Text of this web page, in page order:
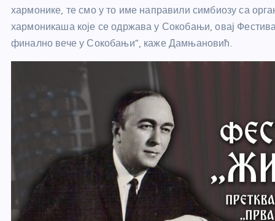
хармонике, те смо у то име направили симбиозу са
хармоникаша које се одржава у Сокобањи, овај
финално вече у Сокобањи”, каже Дамњановић.